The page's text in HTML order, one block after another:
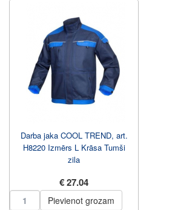
Darba jaka COOL TREND, art.
H8220 Izmērs L Krāsa Tumši
zila
€ 27.04
Pievienot grozam